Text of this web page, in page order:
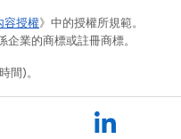
容授權》中的授權所規範。
業的商標或註冊商標。
間)。